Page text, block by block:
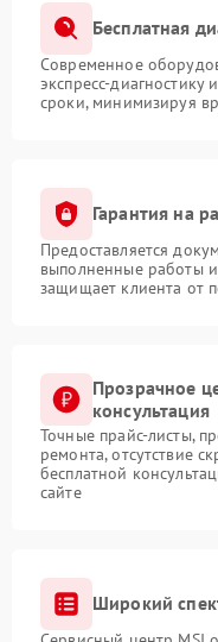
Бесплатная
Современное
экспресс-диагностику
сроки, минимизируя
Гарантия на
Предоставляется
выполненные работы
защищает клиента от
Прозрачное
консультация
Точные прайс-листы,
ремонта, отсутствие
бесплатной
сайте
Широкий